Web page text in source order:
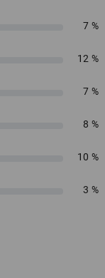
7 %
12 %
7 %
8 %
10 %
3 %